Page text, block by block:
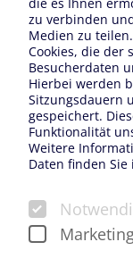
zu verbinden
Medien zu
Cookies, die der
Besucherdaten
Hierbei werden
Sitzungsdauern
gespeichert.
Funktionalität
Weitere
Daten finden
Standort suchen...
Filter
Alle Standorte
Cash &